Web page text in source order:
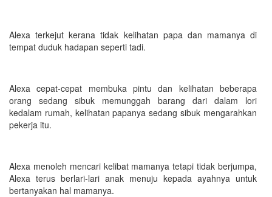
Alexa terkejut kerana tidak kelihatan papa dan mamanya di
tempat duduk hadapan seperti tadi.
Alexa cepat-cepat membuka pintu dan kelihatan beberapa
orang sedang sibuk memunggah barang dari dalam lori
kedalam rumah, kelihatan papanya sedang sibuk mengarahkan
pekerja itu.
Alexa menoleh mencari kelibat mamanya tetapi tidak berjumpa,
Alexa terus berlari-lari anak menuju kepada ayahnya untuk
bertanyakan hal mamanya.